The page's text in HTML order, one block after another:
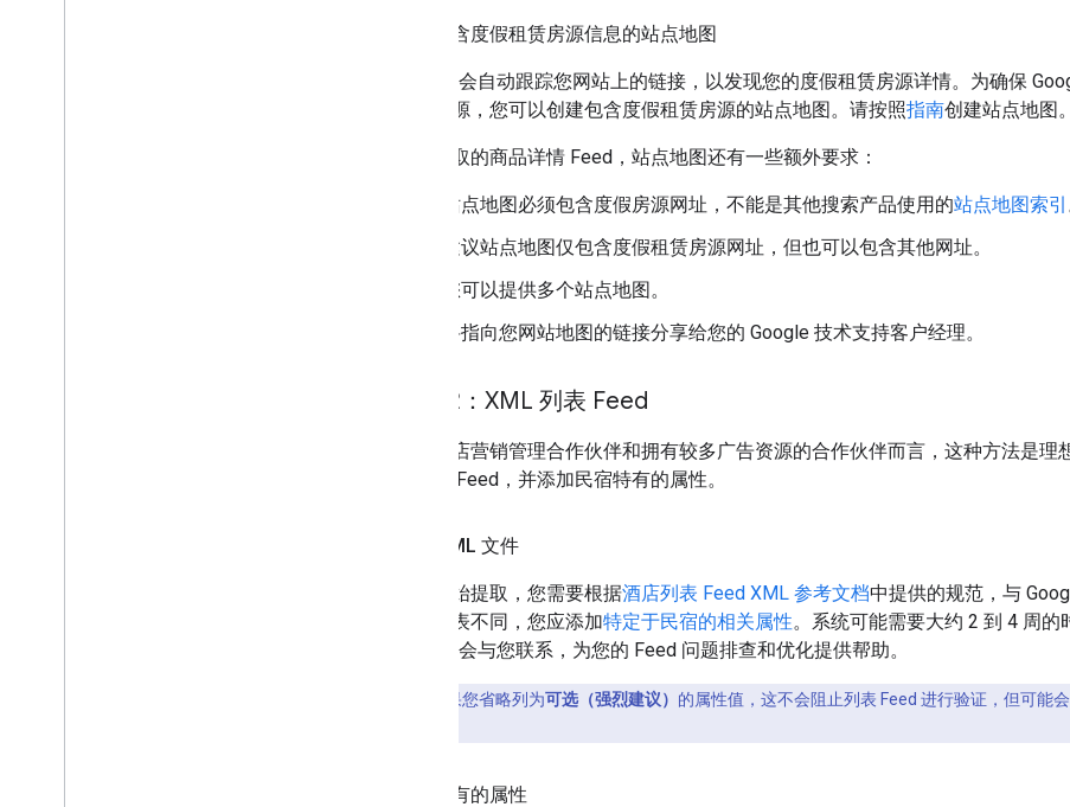
创建包含度假租赁房源信息的站点地图
Google 会自动跟踪您网站上的链接，以发现您的度假租赁房源详情。为确保
这些房源，您可以创建包含度假租赁房源的站点地图。请按照指南创建站点地图。
对于抓取的商品详情 Feed，站点地图还有一些额外要求：
站点地图必须包含度假房源网址，不能是其他搜索产品使用的站点地图索引
建议站点地图仅包含度假租赁房源网址，但也可以包含其他网址。
您可以提供多个站点地图。
将指向您网站地图的链接分享给您的 Google 技术支持客户经理。
方法 2：XML 列表 Feed
对于酒店营销管理合作伙伴和拥有较多广告资源的合作伙伴而言，这种方法是
宿列表 Feed，并添加民宿特有的属性。
创建 XML 文件
对于初始提取，您需要根据酒店列表 Feed XML 参考文档中提供的规范，与
酒店列表不同，您应添加特定于民宿的相关属性。系统可能需要大约 2 到 4 周的
Google 会与您联系，为您的 Feed 问题排查和优化提供帮助。
如果您省略列为可选（强烈建议） 的属性值，这不会阻止列表 Feed 进行验证，但可能
民宿特有的属性